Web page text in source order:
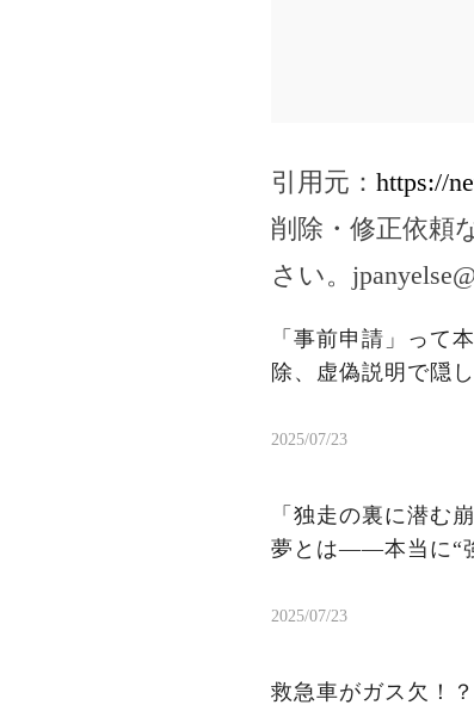
引用元： https://
削除・修正依頼
さい。
「事前申請」って
除、虚偽説明で隠
2025/07/23
「独走の裏に潜む
夢とは——本当に“
2025/07/23
救急車がガス欠！